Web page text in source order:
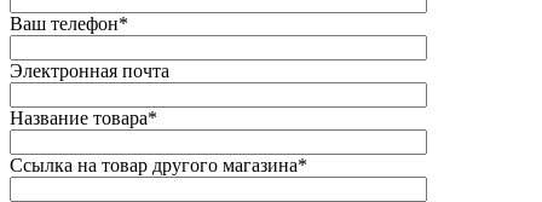
Ваш телефон*
Электронная почта
Название товара*
Ссылка на товар другого магазина*